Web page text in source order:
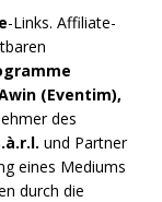
-Links. Affiliate-
(Eventim),
des
und Partner
eines Mediums
durch die